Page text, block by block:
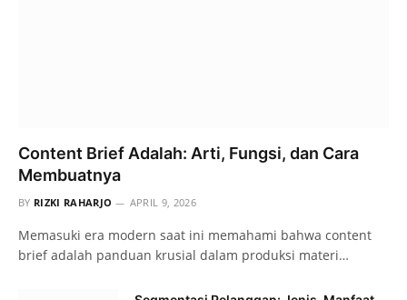
Content Brief Adalah: Arti, Fungsi, dan Cara
Membuatnya
BY RIZKI RAHARJO APRIL 9, 2026
Memasuki era modern saat ini memahami bahwa content
brief adalah panduan krusial dalam produksi materi…